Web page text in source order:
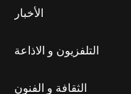
الأخبار
التلفزيون و الاذاعة
الثقافة و الفنون